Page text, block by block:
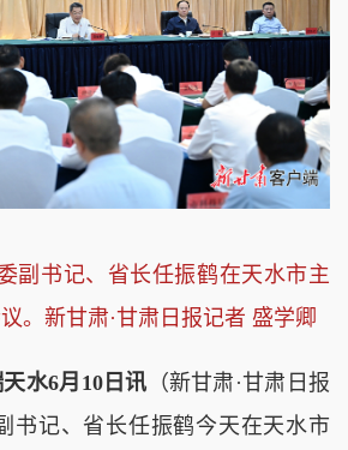
副书记、省长任振鹤在天水市主
。新甘肃·甘肃日报记者 盛学卿
水6月10日讯 （新甘肃·甘肃日报
书记、省长任振鹤今天在天水市